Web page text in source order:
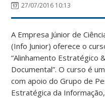
27/07/2016 10:13
A Empresa Júnior de
(Info Junior) oferece o
“Alinhamento Estratégico
Documental”. O curso é
com apoio do Grupo de
Estratégica da